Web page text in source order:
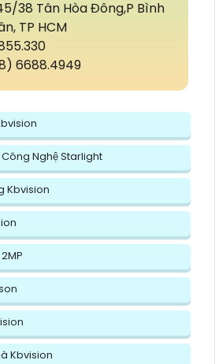
38 Tân Hòa Đông,P Bình
TP HCM
6688.4949
Nghệ Starlight
Kbvision
Kbvision